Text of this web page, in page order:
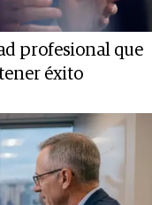
profesional que
éxito